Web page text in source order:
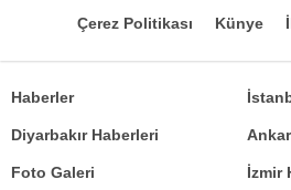
Çerez Politikası
Künye
Haberler
Diyarbakır Haberleri
Foto Galeri İzmir